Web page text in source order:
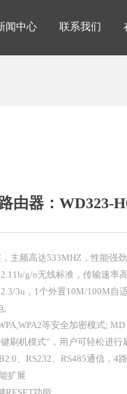
闻中心 联系我们
由器：WD323-
主频高达533MHZ，性能强
g/n无线标准，传输速率
3u，1个外置10M/100M自
;
等安全加密模式; MD
刷机模式”，用户可轻松进行
、RS232、RS485通信，4
扩展